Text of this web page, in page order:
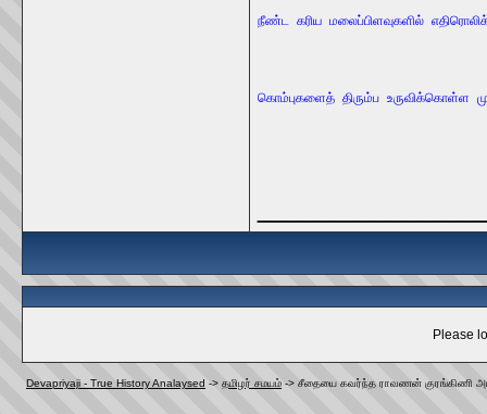
நீண்ட கரிய மலைப்பிளவுகளில்
கொம்புகளைத் திரும்ப உருவிக்கொள்ள
Please
Devapriyaji - True History Analaysed -> தமிழர் சமயம் -> சீதையை கவர்ந்த ராவணன் குரங்கிணி